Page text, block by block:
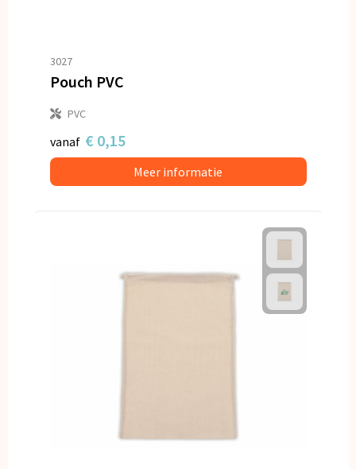
3027
Pouch PVC
PVC
vanaf € 0,15
Meer informatie